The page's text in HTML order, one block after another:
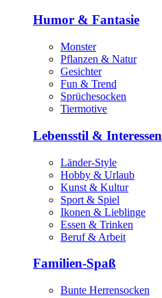
Humor & Fantasie
Monster
Pflanzen & Natur
Gesichter
Fun & Trend
Sprüchesocken
Tiermotive
Lebensstil & Interessen
Länder-Style
Hobby & Urlaub
Kunst & Kultur
Sport & Spiel
Ikonen & Lieblinge
Essen & Trinken
Beruf & Arbeit
Familien-Spaß
Bunte Herrensocken